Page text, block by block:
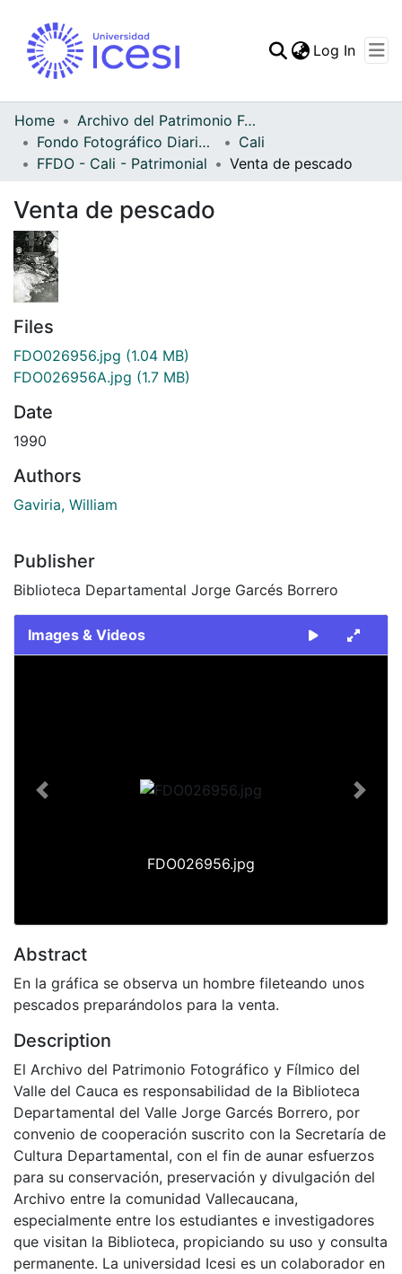
Statistics
Log In
Home
Archivo del Patrimonio Fotográfico y Fílmico del Valle del Cauca
Fondo Fotográfico Diario Occidente
Cali
FFDO - Cali - Patrimonial
Venta de pescado
Venta de pescado
Files
FDO026956.jpg (1.04 MB)
FDO026956A.jpg (1.7 MB)
Date
1990
Authors
Gaviria, William
Publisher
Biblioteca Departamental Jorge Garcés Borrero
Images & Videos
FDO026956.jpg
Previous Next
Abstract
En la gráfica se observa un hombre fileteando unos
pescados preparándolos para la venta.
Description
El Archivo del Patrimonio Fotográfico y Fílmico del
Valle del Cauca es responsabilidad de la Biblioteca
Departamental del Valle Jorge Garcés Borrero, por
convenio de cooperación suscrito con la Secretaría de
Cultura Departamental, con el fin de aunar esfuerzos
para su conservación, preservación y divulgación del
Archivo entre la comunidad Vallecaucana,
especialmente entre los estudiantes e investigadores
que visitan la Biblioteca, propiciando su uso y consulta
permanente. La universidad Icesi es un colaborador en